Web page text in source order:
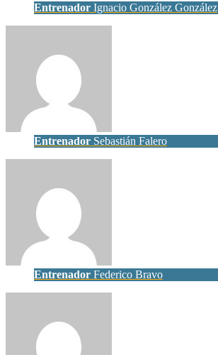
Entrenador Ignacio González González
Entrenador Sebastián Falero
Entrenador Federico Bravo